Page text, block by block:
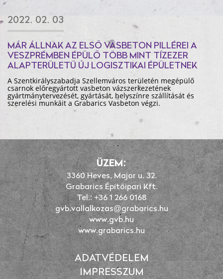
2022. 02. 03
MÁR ÁLLNAK AZ ELSŐ VASBETON PILLÉREI A
VESZPRÉMBEN ÉPÜLŐ TÖBB MINT TÍZEZER
ALAPTERÜLETŰ ÚJ LOGISZTIKAI ÉPÜLETNEK
A Szentkirályszabadja Szellemváros területén megépülő
csarnok előregyártott vasbeton vázszerkezetének
gyártmánytervezését, gyártását, helyszínre szállítását és
szerelési munkáit a Grabarics Vasbeton végzi.
ÜZEM:
3360 Heves, Major u. 32.
Grabarics Építőipari Kft.
Tel.: +36 1 266 0168
gvb.vallalkozas@grabarics.hu
www.gvb.hu
www.grabarics.hu
ADATVÉDELEM
IMPRESSZUM